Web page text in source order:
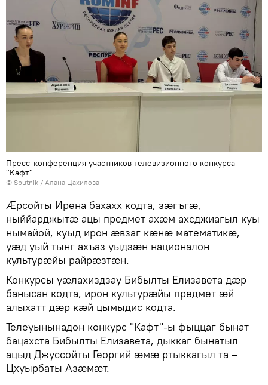
Пресс-конференция участников телевизионного конкурса
"Кафт"
© Sputnik / Алана Цахилова
Ӕрсойты Ирена бахахх кодта, зӕгъгӕ,
ныййарджытӕ ацы предмет ахӕм ахсджиагыл куы
нымайой, куыд ирон ӕвзаг кӕнӕ математикӕ,
уӕд уый тынг ахъаз уыдзӕн националон
культурӕйы райрӕзтӕн.
Конкурсы уӕлахиздзау Бибылты Елизавета дӕр
банысан кодта, ирон культурӕйы предмет ӕй
алыхатт дӕр кӕй цымыдис кодта.
Телеуынынадон конкурс "Кафт"-ы фыццаг бынат
бацахста Бибылты Елизавета, дыккаг бынатыл
ацыд Джуссойты Георгий ӕмӕ ртыккагыл та –
Цхуырбаты Азӕмӕт.